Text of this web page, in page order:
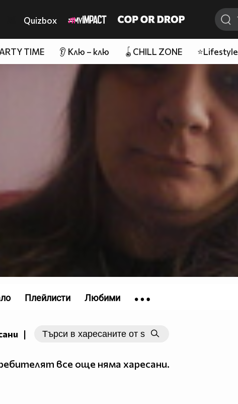
Quizbox
TIME 👂 Клю – клю 🪀CHILL ZONE ⭐Lifestyle
|
все още няма харесани.
Плейлисти Любими